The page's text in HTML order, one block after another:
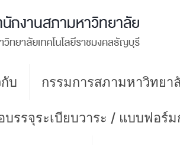
บ กรรมการสภามหาวิทยา
บรรจุระเบียบวาระ / แบบฟอร์